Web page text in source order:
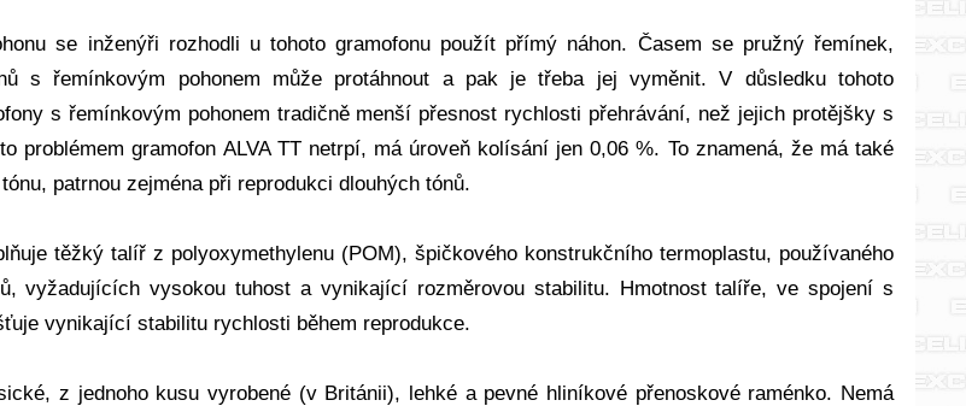
se inženýři rozhodli u tohoto gramofonu použít přímý náhon. Časem se pružný řemínek,
s řemínkovým pohonem může protáhnout a pak je třeba jej vyměnit. V důsledku tohoto
s řemínkovým pohonem tradičně menší přesnost rychlosti přehrávání, než jejich protějšky s
problémem gramofon ALVA TT netrpí, má úroveň kolísání jen 0,06 %. To znamená, že má také
patrnou zejména při reprodukci dlouhých tónů.
těžký talíř z polyoxymethylenu (POM), špičkového konstrukčního termoplastu, používaného
vyžadujících vysokou tuhost a vynikající rozměrovou stabilitu. Hmotnost talíře, ve spojení s
vynikající stabilitu rychlosti během reprodukce.
z jednoho kusu vyrobené (v Británii), lehké a pevné hliníkové přenoskové raménko. Nemá